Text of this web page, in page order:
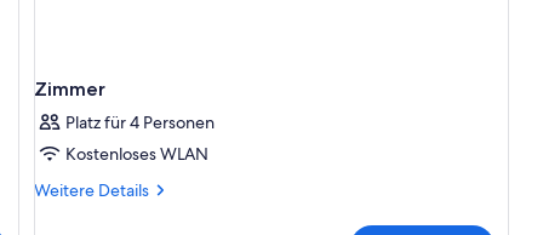
Zimmer
Platz für 4 Personen
Kostenloses WLAN
Weitere Details
Weitere